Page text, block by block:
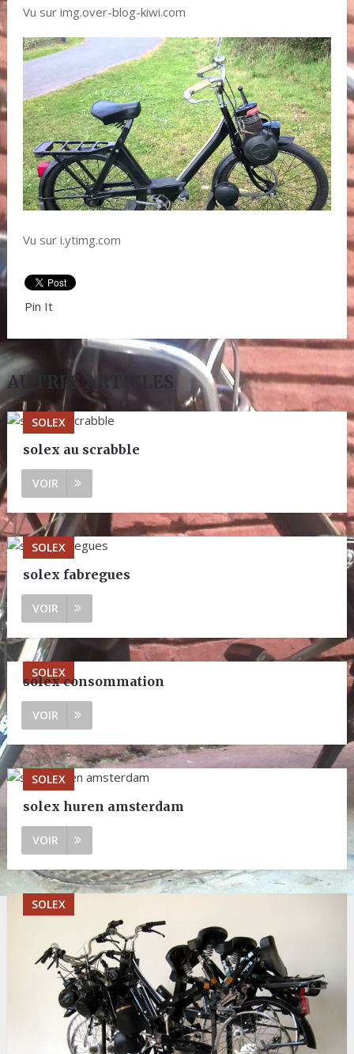
Vu sur img.over-blog-kiwi.com
Vu sur i.ytimg.com
Pin It
AUTRES ARTICLES
SOLEX
solex au scrabble
VOIR
SOLEX
solex fabregues
VOIR
SOLEX
solex consommation
VOIR
SOLEX
solex huren amsterdam
VOIR
SOLEX